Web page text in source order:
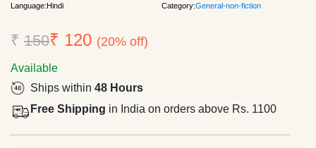
Language:Hindi Category:General-non-fiction
₹ 150₹ 120 (20% off)
Available
Ships within 48 Hours
Free Shipping in India on orders above Rs. 1100